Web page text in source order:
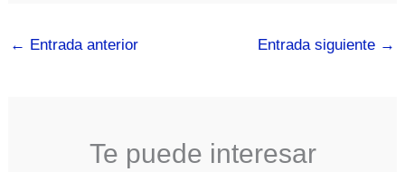
← Entrada anterior Entrada siguiente →
Te puede interesar